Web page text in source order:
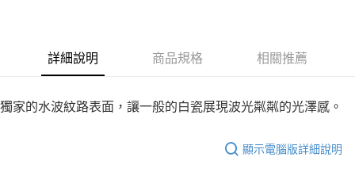
便利好安心！
３．安心：先確認商品／服務後，再付款。
１．於結帳方式選擇「AFTEE先享後付」後，將跳轉至「AFTEE先享後付」
結帳頁面，進行簡訊認證並確認金額後，即可完成結帳。
運送方式
全家取貨付款
詳細說明 商品規格 相關推薦
獨家的水波紋路表面，讓一般的白瓷展現波光粼粼的光澤感。
顯示電腦版詳細說明